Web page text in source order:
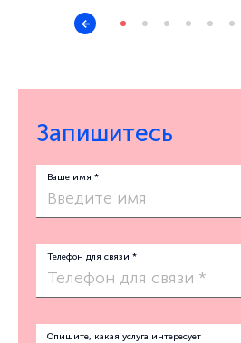
Запишитесь
Ваше имя *
Телефон для связи *
Опишите, какая услуга интересует